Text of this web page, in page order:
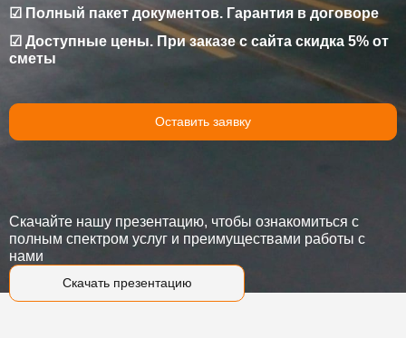
☑ Полный пакет документов. Гарантия в договоре
☑ Доступные цены. При заказе с сайта скидка 5% от
сметы
Оставить заявку
Скачать презентацию
Скачайте нашу презентацию, чтобы ознакомиться с
полным спектром услуг и преимуществами работы с
нами